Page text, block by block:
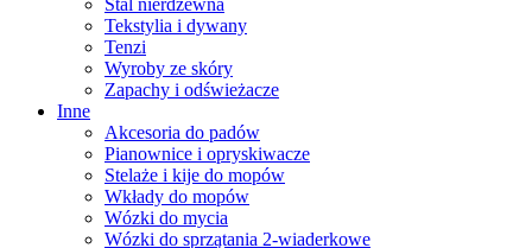
Stal nierdzewna
Tekstylia i dywany
Tenzi
Wyroby ze skóry
Zapachy i odświeżacze
Inne
Akcesoria do padów
Pianownice i opryskiwacze
Stelaże i kije do mopów
Wkłady do mopów
Wózki do mycia
Wózki do sprzątania 2-wiaderkowe